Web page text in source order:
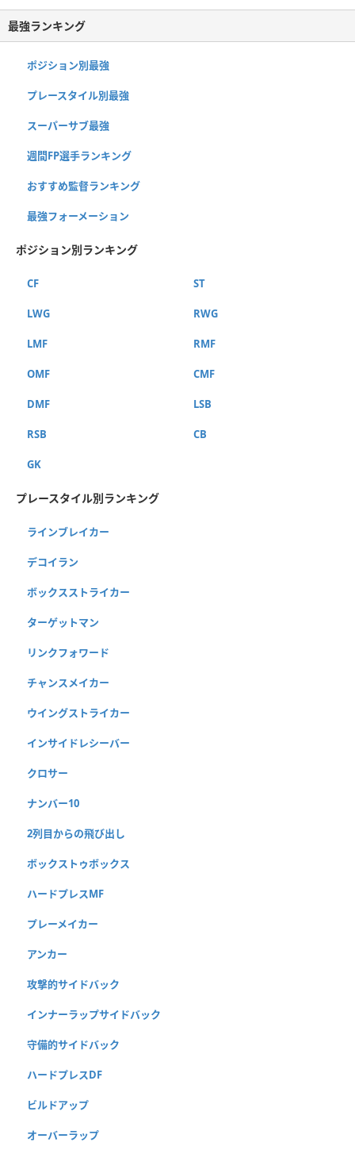
最強ランキング
ポジション別最強
プレースタイル別最強
スーパーサブ最強
週間FP選手ランキング
おすすめ監督ランキング
最強フォーメーション
ポジション別ランキング
CF ST
LWG RWG
LMF RMF
OMF CMF
DMF LSB
RSB CB
GK
プレースタイル別ランキング
ラインブレイカー
デコイラン
ボックスストライカー
ターゲットマン
リンクフォワード
チャンスメイカー
ウイングストライカー
インサイドレシーバー
クロサー
ナンバー10
2列目からの飛び出し
ボックストゥボックス
ハードプレスMF
プレーメイカー
アンカー
攻撃的サイドバック
インナーラップサイドバック
守備的サイドバック
ハードプレスDF
ビルドアップ
オーバーラップ